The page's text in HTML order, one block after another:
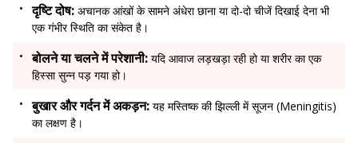
दृष्टि दोष: अचानक आंखों के सामने अंधेरा छाना या दो-दो चीजें दिखाई देना भी
एक गंभीर स्थिति का संकेत है।
बोलने या चलने में परेशानी: यदि आवाज लड़खड़ा रही हो या शरीर का एक
हिस्सा सुन्न पड़ गया हो।
बुखार और गर्दन में अकड़न: यह मस्तिष्क की झिल्ली में सूजन (Meningitis)
का लक्षण है।